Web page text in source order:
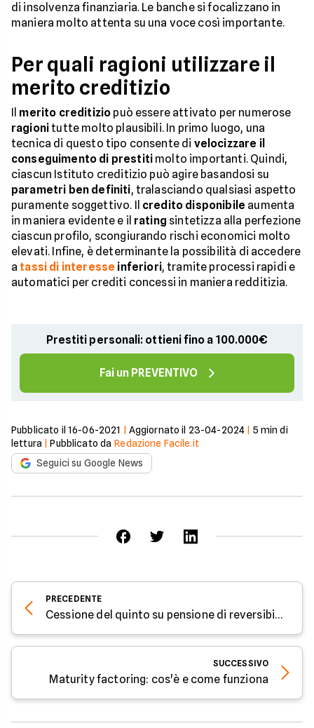
di insolvenza finanziaria. Le banche si focalizzano in
maniera molto attenta su una voce così importante.
Per quali ragioni utilizzare il
merito creditizio
merito creditizio può essere attivato per numerose
ragionitutte molto plausibili. In primo luogo, una
tecnica di questo tipo consente di velocizzare il
conseguimento di prestiti molto importanti. Quindi,
ciascun Istituto creditizio può agire basandosi su
parametri ben definiti, tralasciando qualsiasi aspetto
puramente soggettivo. Il credito disponibile aumenta
in maniera evidente e il rating sintetizza alla perfezione
ciascun profilo, scongiurando rischi economici molto
elevati. Infine, è determinante la possibilità di accedere
a tassi di interesse inferiori, tramite processi rapidi e
automatici per crediti concessi in maniera redditizia.
Prestiti personali: ottieni fino a 100.000€
Fai un PREVENTIVO
Pubblicato il 16-06-2021 Aggiornato il 23-04-2024 5 min di
lettura |Pubblicato da Redazione Facile.it
Seguici su Google News
PRECEDENTE
Cessione del quinto su pensione di reversibilità: cos'è
SUCCESSIVO
Maturity factoring: cos'è e come funziona